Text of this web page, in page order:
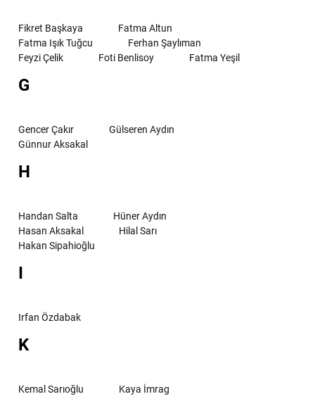
Fikret Başkaya
Fatma Altun
Fatma Işık Tuğcu
Ferhan Şaylıman
Feyzi Çelik
Foti Benlisoy Fatma Yeşil
G
Gencer Çakır
Gülseren Aydın
Günnur Aksakal
H
Handan Salta
Hüner Aydın
Hasan Aksakal
Hilal Sarı
Hakan Sipahioğlu
I
Irfan Özdabak
K
Kemal Sarıoğlu Kaya İmrag